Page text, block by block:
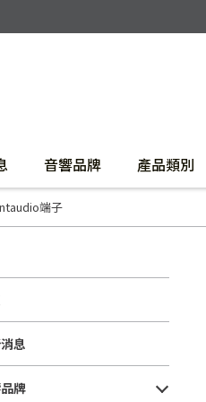
音響品牌 產品類別
端子
息
牌